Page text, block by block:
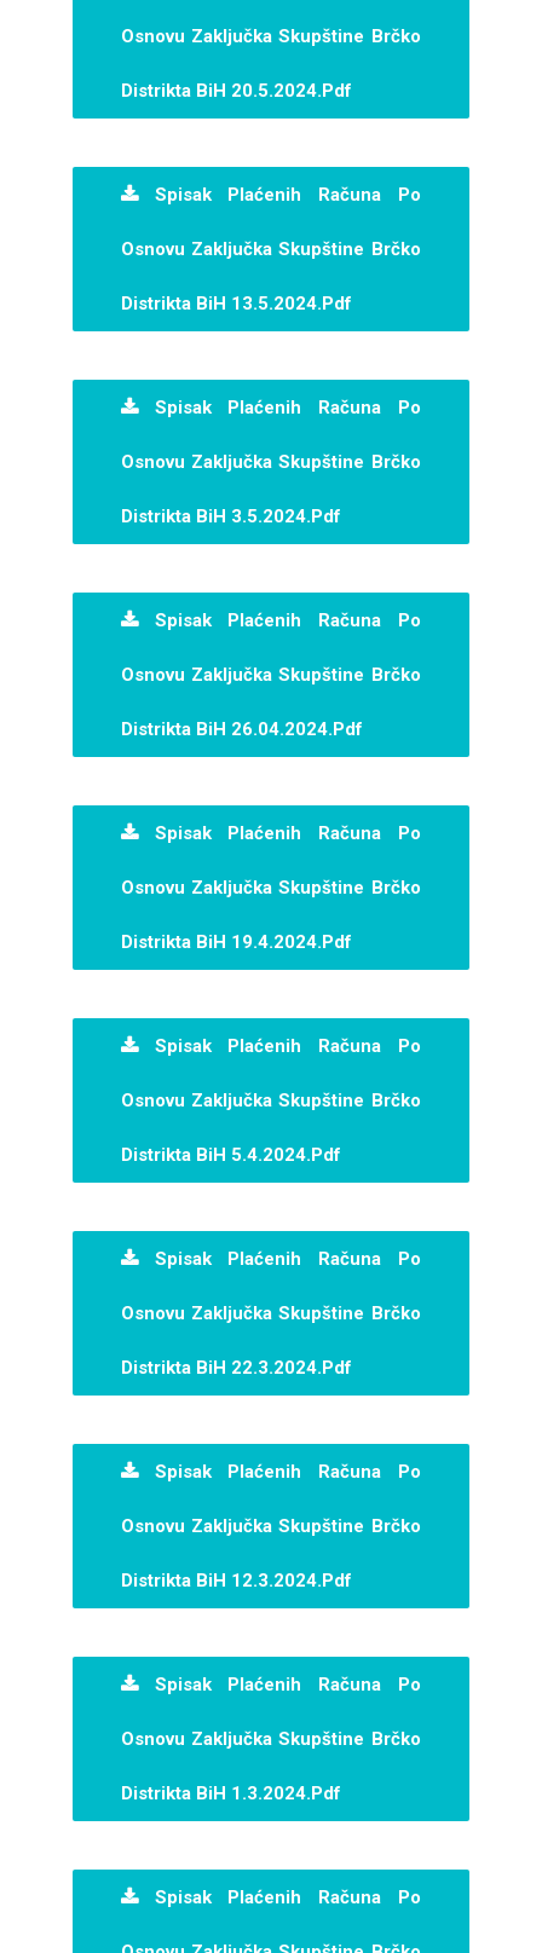
Osnovu Zaključka Skupštine Brčko
Distrikta BiH 20.5.2024.pdf
Spisak Plaćenih Računa Po
Osnovu Zaključka Skupštine Brčko
Distrikta BiH 13.5.2024.pdf
Spisak Plaćenih Računa Po
Osnovu Zaključka Skupštine Brčko
Distrikta BiH 3.5.2024.pdf
Spisak Plaćenih Računa Po
Osnovu Zaključka Skupštine Brčko
Distrikta BiH 26.04.2024.pdf
Spisak Plaćenih Računa Po
Osnovu Zaključka Skupštine Brčko
Distrikta BiH 19.4.2024.pdf
Spisak Plaćenih Računa Po
Osnovu Zaključka Skupštine Brčko
Distrikta BiH 5.4.2024.pdf
Spisak Plaćenih Računa Po
Osnovu Zaključka Skupštine Brčko
Distrikta BiH 22.3.2024.pdf
Spisak Plaćenih Računa Po
Osnovu Zaključka Skupštine Brčko
Distrikta BiH 12.3.2024.pdf
Spisak Plaćenih Računa Po
Osnovu Zaključka Skupštine Brčko
Distrikta BiH 1.3.2024.pdf
Spisak Plaćenih Računa Po